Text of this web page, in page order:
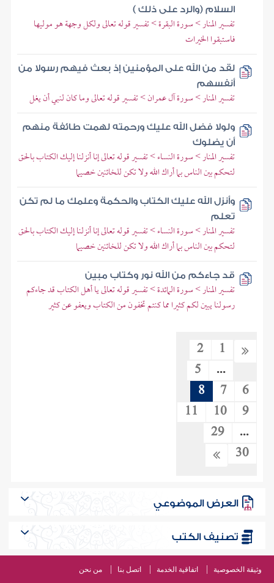
السلام (والرد على ذلك )
تفسير المنار > سورة البقرة > تفسير قوله تعالى ولكل وجهة هو موليها
فاستبقوا الخيرات
لقد من الله على المؤمنين إذ بعث فيهم رسولا من
أنفسهم
تفسير المنار > سورة آل عمران > تفسير قوله تعالى وما كان لنبي أن يغل
ولولا فضل الله عليك ورحمته لهمت طائفة منهم
أن يضلوك
تفسير المنار > سورة النساء > تفسير قوله تعالى إنا أنزلنا إليك الكتاب بالحق
لتحكم بين الناس بما أراك الله ولا تكن للخائنين خصيما
وأنزل الله عليك الكتاب والحكمة وعلمك ما لم تكن
تعلم
تفسير المنار > سورة النساء > تفسير قوله تعالى إنا أنزلنا إليك الكتاب بالحق
لتحكم بين الناس بما أراك الله ولا تكن للخائنين خصيما
قد جاءكم من الله نور وكتاب مبين
تفسير المنار > سورة المائدة > تفسير قوله تعالى يا أهل الكتاب قد جاءكم
رسولنا يبين لكم كثيرا مما كنتم تخفون من الكتاب ويعفو عن كثير
1
2
...
5
6
7
8
9
10
11
...
29
30
العرض الموضوعي
تصنيف الكتب
وثيقة الخصوصية اتفاقية الخدمة اتصل بنا من نحن